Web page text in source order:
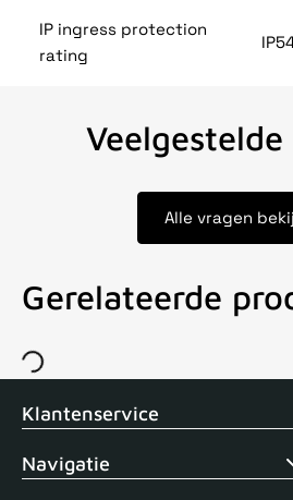
IP ingress protection
rating
Alle vragen
Gerelateerde
Voor 15uur besteld, zelfde dag
Klantenservice
Navigatie